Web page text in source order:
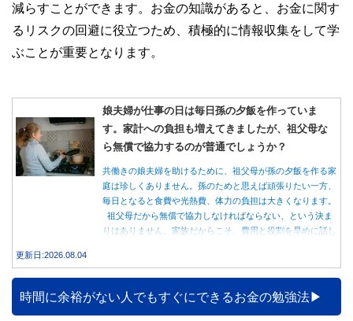
減らすことができます。お金の知識があると、お金に関す
るリスクの回避に役立つため、積極的に情報収集をして学
ぶことが重要となります。
娘夫婦が仕事の日は毎日孫の夕飯を作っていま
す。家計への負担も増えてきましたが、祖父母な
ら無償で協力するのが普通でしょうか？
共働きの娘夫婦を助けるために、祖父母が孫の夕飯を作る家
庭は珍しくありません。孫のためと思えば頑張りたい一方、
毎日となると食費や光熱費、体力の負担は大きくなります。
祖父母だから無償で協力しなければならない、という決ま
りはありません。家族だからこそ、費用と役割を早めに話し
更新日:2026.08.04
時間に余裕がない人でもすぐにできるお金の勉強法